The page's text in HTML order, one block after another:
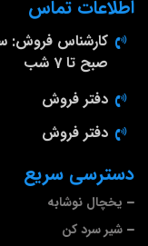
دسترسی سریع
یخچال نوشابه
شیر سرد کن
اطلاعات تماس
صبح تا 7 شب
دفتر فروش
دفتر فروش